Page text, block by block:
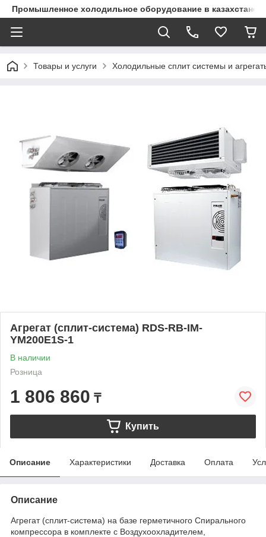
Промышленное холодильное оборудование в казахстане
Товары и услуги Холодильные сплит системы и
Агрегат (сплит-система) RDS-RB-IM-
YM200E1S-1
В наличии
Розница
1 806 860 ₸
Купить
Описание Характеристики Доставка Оплата
Описание
Агрегат (сплит-система) на базе герметичного Спирального
компрессора в комплекте с Воздухоохладителем,